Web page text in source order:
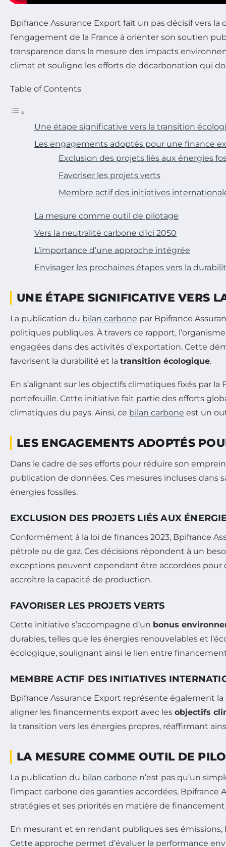
Bpifrance Assurance Export fait un pas décisif vers
l’engagement de la France à orienter son soutien
transparence dans la mesure des impacts
climat et souligne les efforts de décarbonation qui
Table of Contents
Une étape significative vers la transition
Les engagements adoptés pour une finance
Exclusion des projets liés aux énergies
Favoriser les projets verts
Membre actif des initiatives
La mesure comme outil de pilotage
Vers la neutralité carbone d’ici 2050
L’importance d’une approche intégrée
Envisager les prochaines étapes vers la
UNE ÉTAPE SIGNIFICATIVE VERS
La publication du bilan carbone par Bpifrance
politiques publiques. À travers ce rapport,
engagées dans des activités d’exportation. Cette
favorisent la durabilité et la transition écologique.
En s’alignant sur les objectifs climatiques fixés par
portefeuille. Cette initiative fait partie des efforts
climatiques du pays. Ainsi, ce bilan carbone est un
LES ENGAGEMENTS ADOPTÉS
Dans le cadre de ses efforts pour réduire son
publication de données. Ces mesures incluses
énergies fossiles.
EXCLUSION DES PROJETS LIÉS AUX
Conformément à la loi de finances 2023, Bpifrance
pétrole ou de gaz. Ces décisions répondent à un
exceptions peuvent cependant être accordées pour
accroître la capacité de production.
FAVORISER LES PROJETS VERTS
Cette initiative s’accompagne d’un bonus
durables, telles que les énergies renouvelables et
écologique, soulignant ainsi le lien entre
MEMBRE ACTIF DES INITIATIVES
Bpifrance Assurance Export représente également
aligner les financements export avec les objectifs
la transition vers les énergies propres, réaffirmant
LA MESURE COMME OUTIL DE
La publication du bilan carbone n’est pas qu’un
l’impact carbone des garanties accordées,
stratégies et ses priorités en matière de financement
En mesurant et en rendant publiques ses
Cette approche permet d’évaluer la performance